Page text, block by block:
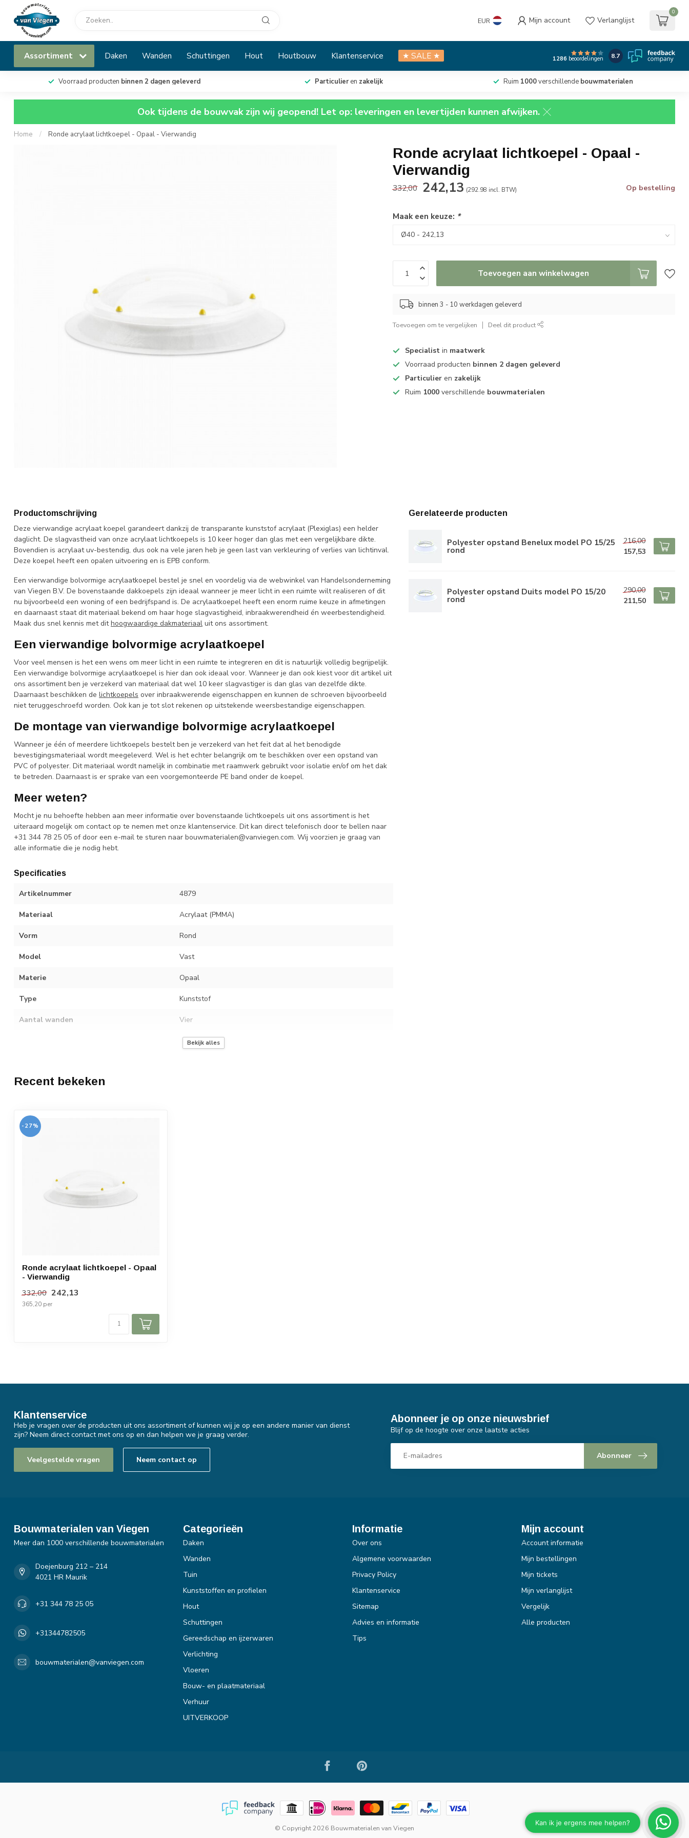
EUR Mijn account Verlanglijst
0
Assortiment Daken Wanden Schuttingen Hout Houtbouw Klantenservice ★ SALE ★ 1286 beoordelingen 8.7
Voorraad producten binnen 2 dagen geleverd Particulieren zakelijk Ruim 1000verschillende bouwmaterialen
Ook tijdens de bouwvak zijn wij geopend! Let op: leveringen en levertijden kunnen afwijken.
Home / Ronde acrylaat lichtkoepel - Opaal - Vierwandig
Ronde acrylaat lichtkoepel - Opaal -
Vierwandig
332,00 242,13 (292.98 incl. BTW) Op bestelling
Maak een keuze: *
Toevoegen aan winkelwagen
binnen 3 - 10 werkdagen geleverd
Toevoegen om te vergelijken Deel dit product
Specialist in maatwerk
Voorraad producten binnen 2 dagen geleverd
Particulier en zakelijk
Ruim 1000 verschillende bouwmaterialen
Productomschrijving
Deze vierwandige acrylaat koepel garandeert dankzij de transparante kunststof acrylaat (Plexiglas) een helder
daglicht. De slagvastheid van onze acrylaat lichtkoepels is 10 keer hoger dan glas met een vergelijkbare dikte.
Bovendien is acrylaat uv-bestendig, dus ook na vele jaren heb je geen last van verkleuring of verlies van lichtinval.
Deze koepel heeft een opalen uitvoering en is EPB conform.
Een vierwandige bolvormige acrylaatkoepel bestel je snel en voordelig via de webwinkel van Handelsonderneming
van Viegen B.V. De bovenstaande dakkoepels zijn ideaal wanneer je meer licht in een ruimte wilt realiseren of dit
nu bijvoorbeeld een woning of een bedrijfspand is. De acrylaatkoepel heeft een enorm ruime keuze in afmetingen
en daarnaast staat dit materiaal bekend om haar hoge slagvastigheid, inbraakwerendheid én weerbestendigheid.
Maak dus snel kennis met dithoogwaardige dakmateriaal uit ons assortiment.
Een vierwandige bolvormige acrylaatkoepel
Voor veel mensen is het een wens om meer licht in een ruimte te integreren en dit is natuurlijk volledig begrijpelijk.
Een vierwandige bolvormige acrylaatkoepel is hier dan ook ideaal voor. Wanneer je dan ook kiest voor dit artikel uit
ons assortiment ben je verzekerd van materiaal dat wel 10 keer slagvastiger is dan glas van dezelfde dikte.
Daarnaast beschikken de lichtkoepels over inbraakwerende eigenschappen en kunnen de schroeven bijvoorbeeld
niet teruggeschroefd worden. Ook kan je tot slot rekenen op uitstekende weersbestandige eigenschappen.
De montage van vierwandige bolvormige acrylaatkoepel
Wanneer je één of meerdere lichtkoepels bestelt ben je verzekerd van het feit dat al het benodigde
bevestigingsmateriaal wordt meegeleverd. Wel is het echter belangrijk om te beschikken over een opstand van
PVC of polyester. Dit materiaal wordt namelijk in combinatie met raamwerk gebruikt voor isolatie en/of om het dak
te betreden. Daarnaast is er sprake van een voorgemonteerde PE band onder de koepel.
Meer weten?
Mocht je nu behoefte hebben aan meer informatie over bovenstaande lichtkoepels uit ons assortiment is het
uiteraard mogelijk om contact op te nemen met onze klantenservice. Dit kan direct telefonisch door te bellen naar
+31 344 78 25 05 of door een e-mail te sturen naar bouwmaterialen@vanviegen.com. Wij voorzien je graag van
alle informatie die je nodig hebt.
Specificaties
Artikelnummer 4879
Materiaal Acrylaat (PMMA)
Vorm Rond
Model Vast
Materie Opaal
Type Kunststof
Aantal wanden Vier
1.28 W/m²K
Inbraakwerend
Brandklasse
Bekijk alles
Gerelateerde producten
Polyester opstand Benelux model PO 15/25
rond
216,00
157,53
Polyester opstand Duits model PO 15/20
rond
290,00
211,50
Recent bekeken
-27%
Ronde acrylaat lichtkoepel - Opaal
- Vierwandig
332,00 242,13
365,20 per
Klantenservice
Heb je vragen over de producten uit ons assortiment of kunnen wij je op een andere manier van dienst
zijn? Neem direct contact met ons op en dan helpen we je graag verder.
Veelgestelde vragen Neem contact op
Abonneer je op onze nieuwsbrief
Blijf op de hoogte over onze laatste acties
Abonneer
Bouwmaterialen van Viegen
Meer dan 1000 verschillende bouwmaterialen
Doejenburg 212 – 214
4021 HR Maurik
+31 344 78 25 05
+31344782505
bouwmaterialen@vanviegen.com
Categorieën
Daken
Wanden
Tuin
Kunststoffen en profielen
Hout
Schuttingen
Gereedschap en ijzerwaren
Verlichting
Vloeren
Bouw- en plaatmateriaal
Verhuur
UITVERKOOP
Informatie
Over ons
Algemene voorwaarden
Privacy Policy
Klantenservice
Sitemap
Advies en informatie
Tips
Mijn account
Account informatie
Mijn bestellingen
Mijn tickets
Mijn verlanglijst
Vergelijk
Alle producten
© Copyright 2026 Bouwmaterialen van Viegen